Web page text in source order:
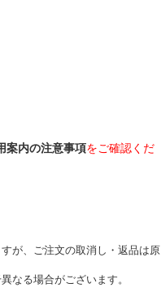
案内の注意事項をご確認くだ
が、ご注文の取消し・返品は原
なる場合がございます。